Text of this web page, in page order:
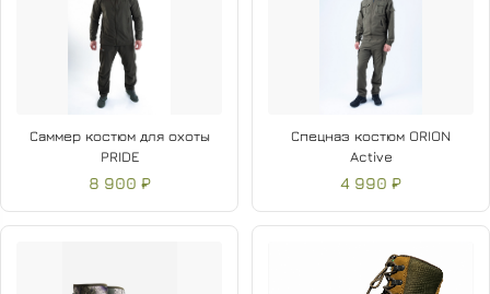
Саммер костюм для охоты
PRIDE
8 900 ₽
Спецназ костюм ORION
Active
4 990 ₽